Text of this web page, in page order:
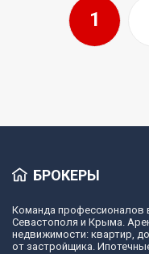
1
БРОКЕРЫ
Команда профессионалов
Севастополя и Крыма.
недвижимости: квартир,
от застройщика.